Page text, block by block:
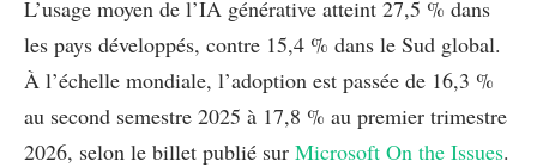
L’usage moyen de l’IA générative atteint 27,5 % dans
les pays développés, contre 15,4 % dans le Sud global.
À l’échelle mondiale, l’adoption est passée de 16,3 %
au second semestre 2025 à 17,8 % au premier trimestre
2026, selon le billet publié sur Microsoft On the Issues.